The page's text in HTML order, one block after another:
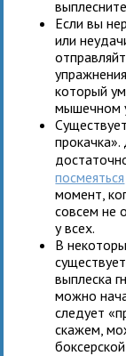
Если вы
или
который
мышечном
посмеяться
момент,
совсем не
у всех.
В
выплеска
можно
следует
скажем,